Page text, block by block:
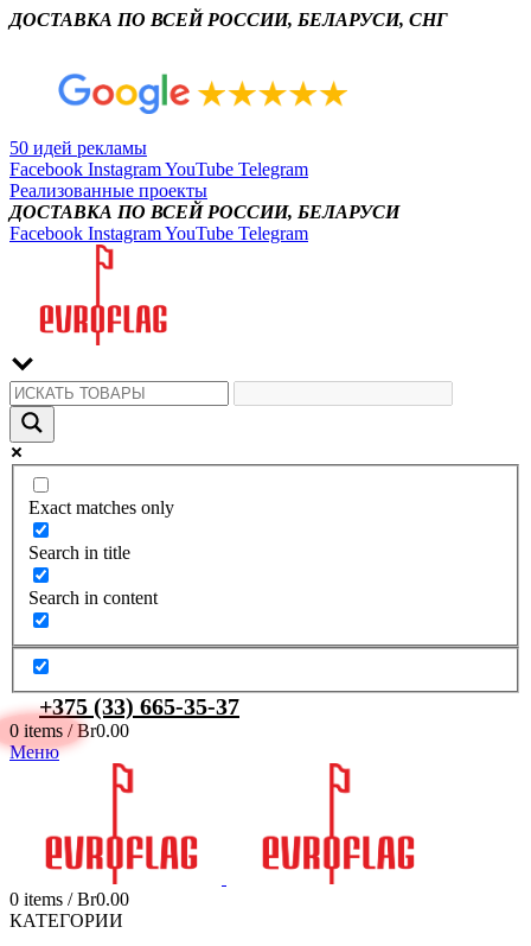
ДОСТАВКА ПО ВСЕЙ РОССИИ, БЕЛАРУСИ, СНГ
50 идей рекламы
Facebook InstagramYouTube Telegram
Реализованные проекты
ДОСТАВКА ПО ВСЕЙ РОССИИ, БЕЛАРУСИ
Facebook InstagramYouTube Telegram
Exact matches only
Search in title
Search in content
+375 (33) 665-35-37
0 items / Br0.00
Меню
0 items / Br0.00
КАТЕГОРИИ